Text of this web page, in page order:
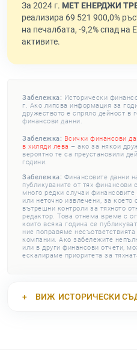
За 2024 г. МЕТ ЕНЕРДЖИ
реализира 69 521 900,0%
на печалбата, -9,2% спад на
активите.
Забележка: Исторически
г. Ако липсва информация за
дружеството е спряло дейност в
финансови данни.
Забележка: Всички финансови
в хиляди лева – ако за някои
вероятно те са преустановили
години.
Забележка: Финансовите данни
публикуваните от тях финансови
много редки случаи
или неточно извлечени, за
вътрешни контроли за тяхното
редактор. Това отнема време с
които всяка година се
ние поправяме
компании. Ако забележите
или в други финансови отчети,
ескалираме приоритета за
ВИЖ ИСТОРИЧЕСКИ